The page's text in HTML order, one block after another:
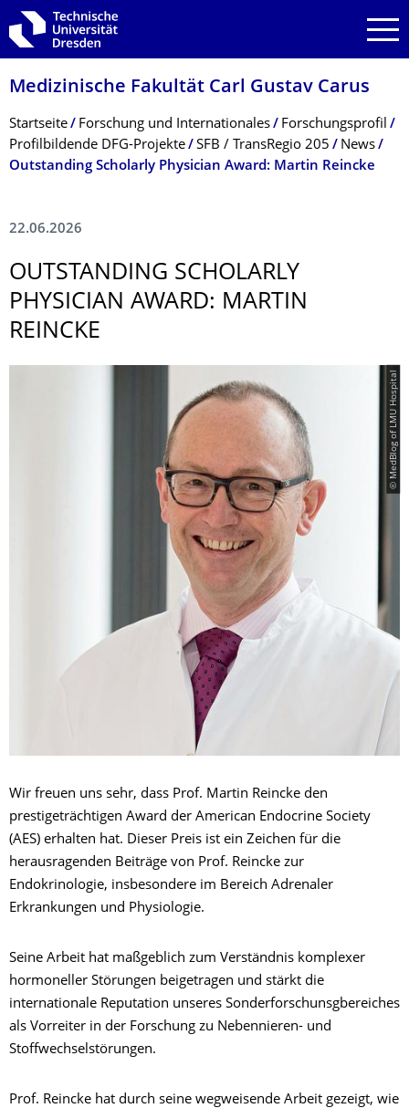
Zur Hauptnavigation springen
Zur Suche springen
Zum Inhalt springen
Medizinische Fakultät Carl Gustav Carus
Breadcrumb-Menü
Startseite Forschung und Internationales
Forschungsprofil
Profilbildende DFG-Projekte
SFB / TransRegio 205
News
Outstanding Scholarly Physician Award: Martin Reincke
22.06.2026
OUTSTANDING SCHOLARLY
PHYSICIAN AWARD: MARTIN
REINCKE
© MedBlog of LMU Hospital
Wir freuen uns sehr, dass Prof. Martin Reincke den
prestigeträchtigen Award der American Endocrine Society
(AES) erhalten hat. Dieser Preis ist ein Zeichen für die
herausragenden Beiträge von Prof. Reincke zur
Endokrinologie, insbesondere im Bereich Adrenaler
Erkrankungen und Physiologie.
Seine Arbeit hat maßgeblich zum Verständnis komplexer
hormoneller Störungen beigetragen und stärkt die
internationale Reputation unseres Sonderforschunsgbereiches
als Vorreiter in der Forschung zu Nebennieren- und
Stoffwechselstörungen.
Prof. Reincke hat durch seine wegweisende Arbeit gezeigt, wie